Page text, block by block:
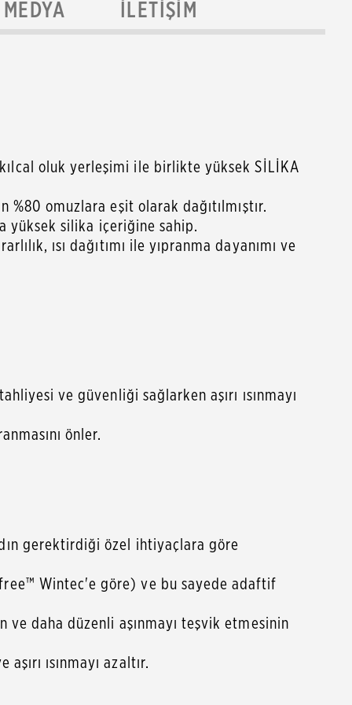
MEDYA İLETIŞIM
oluk yerleşimi ile birlikte yüksek SİLİKA
omuzlara eşit olarak dağıtılmıştır.
yüksek silika içeriğine sahip.
ısı dağıtımı ile yıpranma dayanımı ve
ve güvenliği sağlarken aşırı ısınmayı
önler.
gerektirdiği özel ihtiyaçlara göre
Wintec'e göre) ve bu sayede adaftif
ve daha düzenli aşınmayı teşvik etmesinin
ısınmayı azaltır.